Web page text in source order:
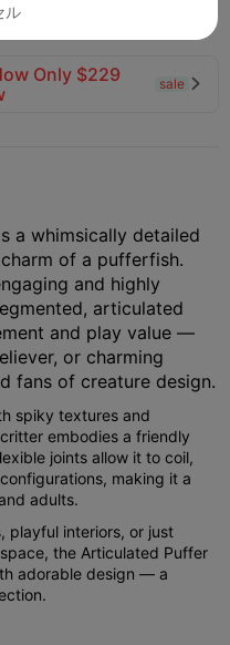
Only $229
sale 
a whimsically detailed
of a pufferfish.
and highly
articulated
and play value —
or charming
fans of creature design.
spiky textures and
embodies a friendly
joints allow it to coil,
making it a
adults.
playful interiors, or just
the Articulated Puffer
adorable design — a
ル